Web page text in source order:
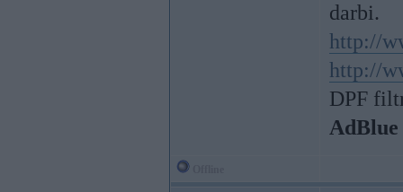
darbi.
http://
http://
DPF